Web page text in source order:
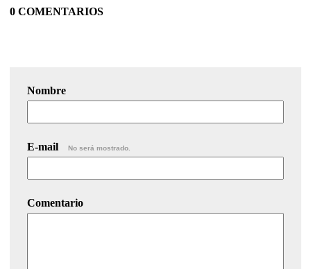
0 COMENTARIOS
Nombre
E-mail No será mostrado.
Comentario